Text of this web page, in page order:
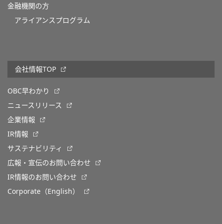
金融機関の方
アライアンスプログラム
会社情報TOP
OBC早わかり
ニュースリリース
企業情報
IR情報
サステナビリティ
広報・宣伝のお問い合わせ
IR情報のお問い合わせ
Corporate（English）